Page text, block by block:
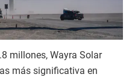
millones, Wayra Solar
más significativa en